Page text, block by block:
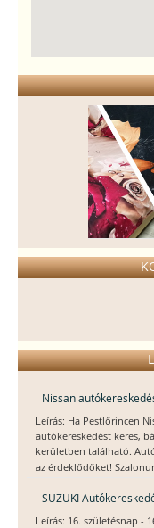
Nissan
Leírás: Ha Pestlőrincen
autókereskedést keres,
kerületben található.
az érdeklődőket!
SUZUKI
Leírás: 16. születésnap -